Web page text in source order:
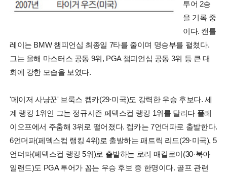
투어 2승
을 기록 중
이다. 캔틀
레이는 BMW 챔피언십 최종일 7타를 줄이며 명승부를 펼쳤다.
그는 올해 마스터스 공동 9위, PGA 챔피언십 공동 3위 등 큰 대
회에 강한 모습을 보였다.
'메이저 사냥꾼' 브룩스 켑카(29·미국)도 강력한 우승 후보다. 세
계 랭킹 1위인 그는 정규시즌 페덱스컵 랭킹 1위를 달리다 플레
이오프에서 주춤해 3위로 떨어졌다. 켑카는 7언더파로 출발한다.
6언더파(페덱스컵 랭킹 4위)로 출발하는 패트릭 리드(29·미국), 5
언더파(페덱스컵 랭킹 5위)로 출발하는 로리 매킬로이(30·북아
일랜드)도 PGA 투어가 꼽는 우승 후보 중 한명이다. 골프 관련